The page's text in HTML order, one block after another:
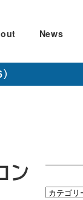
News
ン
カ